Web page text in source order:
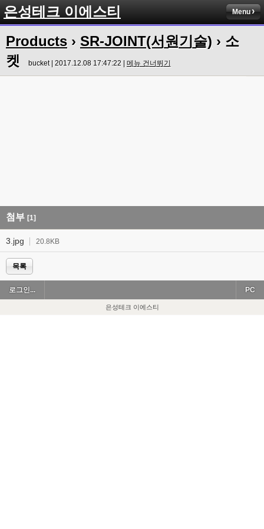
은성테크 이에스티 Menu
Products › SR-JOINT(서원기술) › 소
켓
bucket | 2017.12.08 17:47:22 | 메뉴 건너뛰기
첨부 [1]
3.jpg 20.8KB
목록
로그인... PC
은성테크 이에스티